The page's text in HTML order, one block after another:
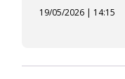
19/05/2026 | 14:15